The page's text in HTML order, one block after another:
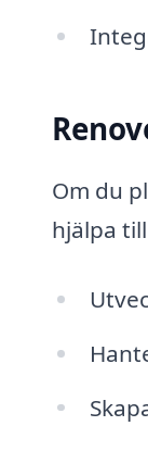
Om du
hjälpa